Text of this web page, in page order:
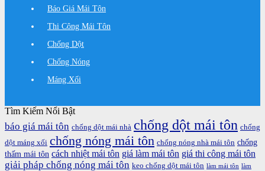
Báo Giá Mái Tôn
Thi Công Mái Tôn
Chống Dột
Chống Nóng
Máng Xối
Tìm Kiếm Nổi Bật
báo giá mái tôn chống dột mái nhà chống dột mái tôn chống
dột máng xối chống nóng mái tôn chống nóng nhà mái tôn chống
thấm mái tôn cách nhiệt mái tôn giá làm mái tôn giá thi công mái tôn
giải pháp chống nóng mái tôn keo chống dột mái tôn làm mái tôn làm